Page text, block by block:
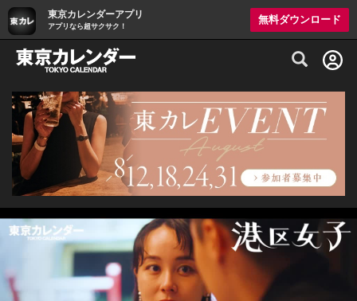
東京カレンダーアプリ
アプリなら超サクサク！
無料ダウンロード
グルメ情報・プレミアムレストラン予約